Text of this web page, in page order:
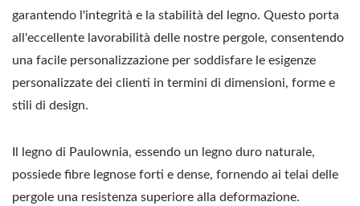
garantendo l'integrità e la stabilità del legno. Questo porta
all'eccellente lavorabilità delle nostre pergole, consentendo
una facile personalizzazione per soddisfare le esigenze
personalizzate dei clienti in termini di dimensioni, forme e
stili di design.
Il legno di Paulownia, essendo un legno duro naturale,
possiede fibre legnose forti e dense, fornendo ai telai delle
pergole una resistenza superiore alla deformazione.